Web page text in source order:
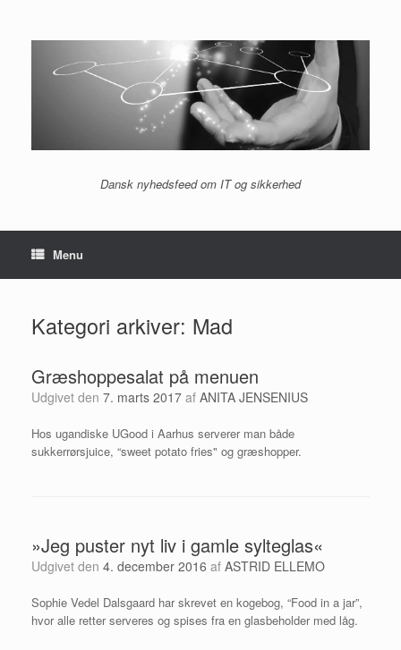
indhold
Dansk nyhedsfeed om IT og sikkerhed
Menu
Kategori arkiver: Mad
Græshoppesalat på menuen
Udgivet den 7. marts 2017 af ANITA JENSENIUS
Hos ugandiske UGood i Aarhus serverer man både
sukkerrørsjuice, “sweet potato fries" og græshopper.
»Jeg puster nyt liv i gamle sylteglas«
Udgivet den 4. december 2016 af ASTRID ELLEMO
Sophie Vedel Dalsgaard har skrevet en kogebog, “Food in a jar”,
hvor alle retter serveres og spises fra en glasbeholder med låg.